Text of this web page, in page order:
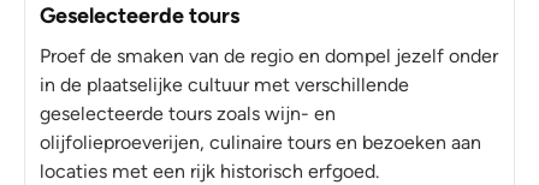
Geselecteerde tours
Proef de smaken van de regio en dompel jezelf onder
in de plaatselijke cultuur met verschillende
geselecteerde tours zoals wijn- en
olijfolieproeverijen, culinaire tours en bezoeken aan
locaties met een rijk historisch erfgoed.